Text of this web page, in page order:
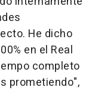
He dicho
en el Real
completo
prometiendo",